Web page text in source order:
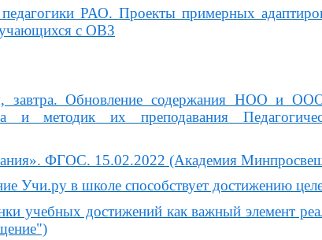
РАО. Проекты примерных
с ОВЗ
завтра. Обновление содержания НОО и
и методик их преподавания
ФГОС. 15.02.2022 (Академия
Учи.ру в школе способствует достижению
учебных достижений как важный элемент